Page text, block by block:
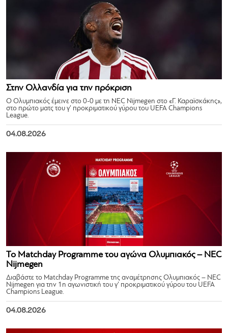
Στην Ολλανδία για την πρόκριση
Ο Ολυμπιακός έμεινε στο 0-0 με τη NEC Nijmegen στο «Γ. Καραϊσκάκης»,
στο πρώτο ματς του γ’ προκριματικού γύρου του UEFA Champions
League.
04.08.2026
Το Matchday Programme του αγώνα Ολυμπιακός – NEC
Nijmegen
Διαβάστε το Matchday Programme της αναμέτρησης Ολυμπιακός – NEC
Nijmegen για την 1η αγωνιστική του γ’ προκριματικού γύρου του UEFA
Champions League.
04.08.2026